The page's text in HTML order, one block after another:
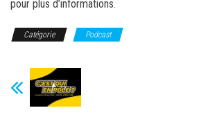
pour plus d’informations.
Catégorie Podcast